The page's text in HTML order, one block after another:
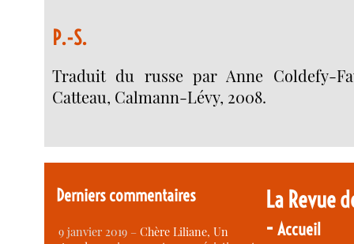
P.-S.
Traduit du russe par Anne Coldefy-
Catteau, Calmann-Lévy, 2008.
Derniers commentaires
9 janvier 2019 –Chère Liliane, Un
La Revue
-Accueil